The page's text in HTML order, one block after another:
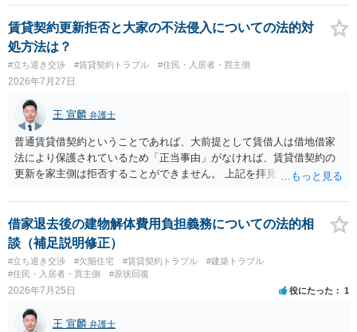
賃貸契約更新拒否と大家の不法侵入についての法的対
処方法は？
#立ち退き交渉 #賃貸契約トラブル #住民・入居者・買主側
2026年7月27日
王 宣麟 弁護士
普通賃貸借契約ということであれば、大前提として賃借人は借地借家
法により保護されているため「正当事由」がなければ、賃貸借契約の
更新を家主側は拒否することができません。 上記を拝見する限り、通
定期確認させてもらないこと」が直ちに正当事由に当たるとは思えま
せんので、更新拒絶を拒否される方向性でよろしいかと存じます。 そ
の交渉の中で、一定の金銭をもらえれば退去には応じる旨交渉をして
みるのはいかがでしょうか。 過去に賃借人の許可なく無断で賃貸人が
入室する行為自体は不法行為となり、また刑事的にも住居侵入罪が成
立する可能性がありますので、これを理由に一定の金銭賠償を求める
借家退去後の建物解体費用負担義務についての法的相
談（補足説明修正）
#立ち退き交渉 #欠陥住宅 #賃貸契約トラブル
#建築トラブル
#住民・入居者・買主側
#原状回復
2026年7月25日 役にたった 1
王 宣麟 弁護士